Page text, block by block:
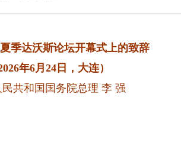
季达沃斯论坛开幕式上的致辞
年6月24日，大连）
民共和国国务院总理 李 强